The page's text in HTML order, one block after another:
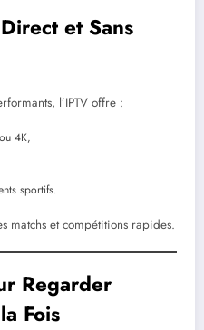
et Sans
l’IPTV offre :
4K,
sportifs.
matchs et compétitions rapides.
Regarder
Fois